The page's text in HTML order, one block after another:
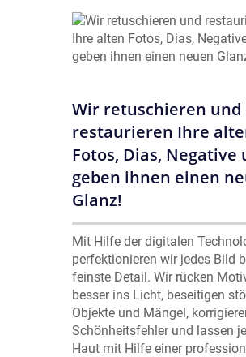
Wir retuschieren und
restaurieren Ihre
Fotos, Dias, Negative
geben ihnen einen
Glanz!
Mit Hilfe der digitalen
perfektionieren wir jedes Bild
feinste Detail. Wir rücken
besser ins Licht, beseitigen
Objekte und Mängel,
Schönheitsfehler und lassen
Haut mit Hilfe einer